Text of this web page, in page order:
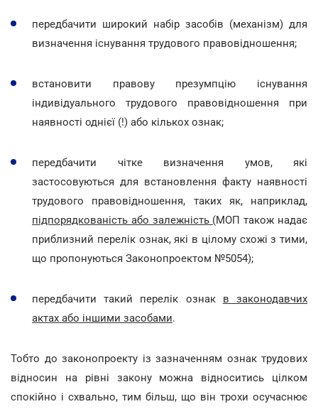
передбачити широкий набір засобів (механізм) для
визначення існування трудового правовідношення;
встановити правову презумпцію існування
індивідуального трудового правовідношення при
наявності однієї (!) або кількох ознак;
передбачити чітке визначення умов, які
застосовуються для встановлення факту наявності
трудового правовідношення, таких як, наприклад,
підпорядкованість або залежність (МОП також надає
приблизний перелік ознак, які в цілому схожі з тими,
що пропонуються Законопроектом №5054);
передбачити такий перелік ознак в законодавчих
актах або іншими засобами.
Тобто до законопроекту із зазначенням ознак трудових
відносин на рівні закону можна відноситись цілком
спокійно і схвально, тим більш, що він трохи осучаснює